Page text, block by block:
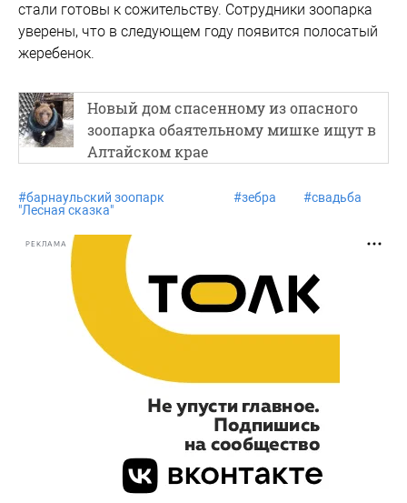
стали готовы к сожительству. Сотрудники зоопарка
уверены, что в следующем году появится полосатый
жеребенок.
Новый дом спасенному из опасного
зоопарка обаятельному мишке ищут в
Алтайском крае
#барнаульский зоопарк
"Лесная сказка"
#зебра #свадьба
РЕКЛАМА